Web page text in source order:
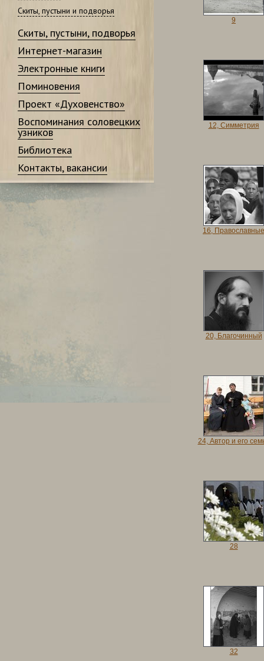
Скиты, пустыни и подворья
Скиты, пустыни, подворья
Интернет-магазин
Электронные книги
Поминовения
Проект «Духовенство»
Воспоминания соловецких
узников
Библиотека
Контакты, вакансии
9
12, Симметрия
16, Православные
20, Благочинный
24, Автор и его
28
32